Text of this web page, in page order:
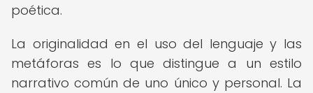
poética.
La originalidad en el uso del lenguaje y las
metáforas es lo que distingue a un estilo
narrativo común de uno único y personal. La